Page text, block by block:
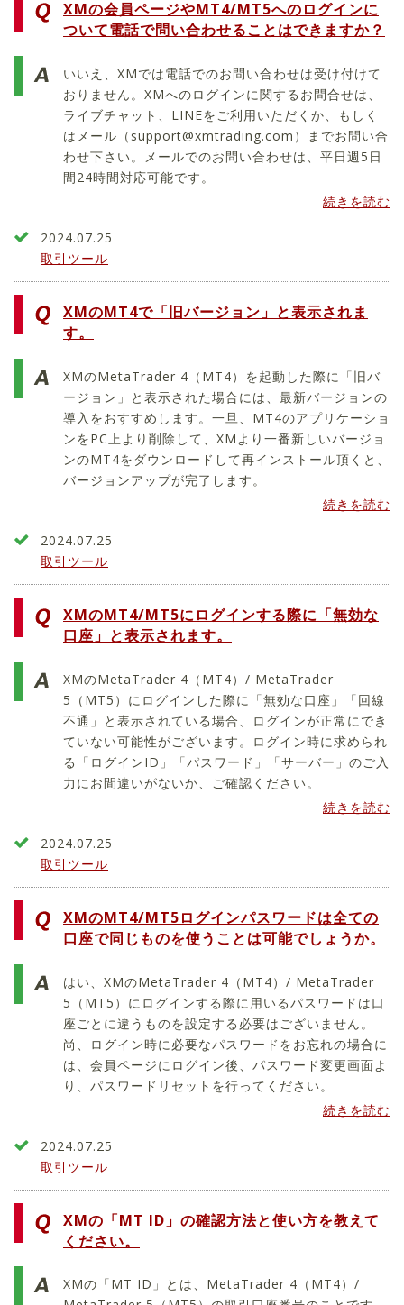
XMの会員ページやMT4/MT5へのログインに
ついて電話で問い合わせることはできますか？
いいえ、XMでは電話でのお問い合わせは受け付けて
おりません。XMへのログインに関するお問合せは、
ライブチャット、LINEをご利用いただくか、もしく
はメール（ support@xmtrading.com ）までお問い合
わせ下さい。メールでのお問い合わせは、平日週5日
間24時間対応可能です。
続きを読む
2024.07.25
取引ツール
XMのMT4で「旧バージョン」と表示されま
す。
XMのMetaTrader 4（MT4）を起動した際に「旧バ
ージョン」と表示された場合には、最新バージョンの
導入をおすすめします。一旦、MT4のアプリケーショ
ンをPC上より削除して、XMより一番新しいバージョ
ンのMT4をダウンロードして再インストール頂くと、
バージョンアップが完了します。
続きを読む
2024.07.25
取引ツール
XMのMT4/MT5にログインする際に「無効な
口座」と表示されます。
XMのMetaTrader 4（MT4）/ MetaTrader
5（MT5）にログインした際に「無効な口座」「回線
不通」と表示されている場合、ログインが正常にでき
ていない可能性がございます。ログイン時に求められ
る「ログインID」「パスワード」「サーバー」のご入
力にお間違いがないか、ご確認ください。
続きを読む
2024.07.25
取引ツール
XMのMT4/MT5ログインパスワードは全ての
口座で同じものを使うことは可能でしょうか。
はい、XMのMetaTrader 4（MT4）/ MetaTrader
5（MT5）にログインする際に用いるパスワードは口
座ごとに違うものを設定する必要はございません。
尚、ログイン時に必要なパスワードをお忘れの場合に
は、会員ページにログイン後、パスワード変更画面よ
り、パスワードリセットを行ってください。
続きを読む
2024.07.25
取引ツール
XMの「MT ID」の確認方法と使い方を教えて
ください。
XMの「MT ID」とは、MetaTrader 4（MT4）/